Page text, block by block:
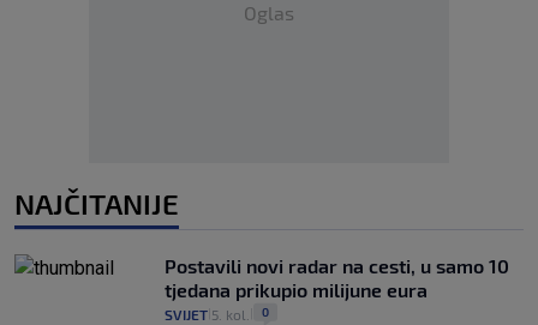
Oglas
NAJČITANIJE
Postavili novi radar na cesti, u samo 10
tjedana prikupio milijune eura
SVIJET 5. kol. 0